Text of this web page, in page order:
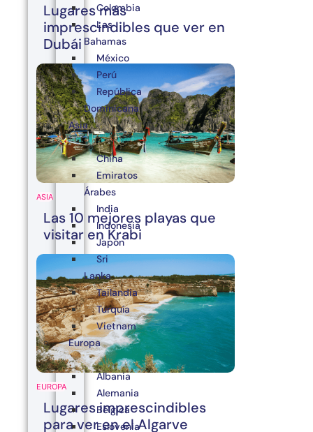
Lugares más
imprescindibles que ver en
Dubái
ASIA
Las 10 mejores playas que
visitar en Krabi
EUROPA
Lugares imprescindibles
para ver en el Algarve
Colombia
Las
Bahamas
México
Perú
República
Dominicana
Asia
China
Emiratos
Árabes
India
Indonesia
Japón
Sri
Lanka
Tailandia
Turquía
Vietnam
Europa
Albania
Alemania
Bélgica
Eslovenia